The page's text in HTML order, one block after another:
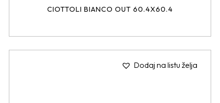
CIOTTOLI BIANCO OUT 60.4X60.4
Dodaj na listu želja